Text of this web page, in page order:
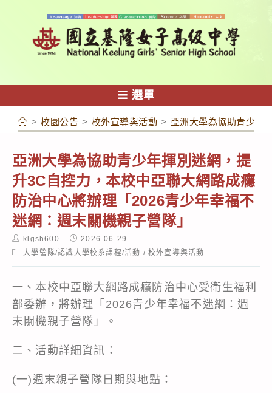
容
選單
> 校園公告 > 校外宣導與活動 > 亞洲大學為協助青少年
亞洲大學為協助青少年揮別迷網，提
升3C自控力，本校中亞聯大網路成癮
防治中心將辦理「2026青少年幸福不
迷網：週末關機親子營隊」
Post
author:
klgsh600
Post
published:
2026-06-29
Post大學營隊/認識大學校系課程/活動 / 校外宣導與活動
一、本校中亞聯大網路成癮防治中心受衛生福利
部委辦，將辦理「2026青少年幸福不迷網：週
末關機親子營隊」。
二、活動詳細資訊：
(一)週末親子營隊日期與地點：